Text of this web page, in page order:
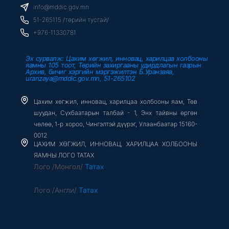
o
k
f
r
e
info@mddic.gov.mn
51-265115 /төрийн тусгай/
+976-11330781
Эх сурвалж: Цахим хөгжил, инновац, харилцаа холбооны
яамны 105 тоот, Төрийн захиргааны удирдлагын газрын
Архив, бичиг хэргийн мэргэжилтэн Б.Уранзаяа,
uranzaya@mddic.gov.mn, 51-265102
Цахим хөгжил, инновац, харилцаа холбооны яам, Төв
шуудан, Сүхбаатарын талбай - 1, Энх тайвны өргөн
чөлөө, 1-р хороо, Чингэлтэй дүүрэг, Улаанбаатар 15160-
0012
ЦАХИМ ХӨГЖИЛ, ИННОВАЦ, ХАРИЛЦАА ХОЛБООНЫ
ЯАМНЫ ЛОГО ТАТАХ
Лого /Монгол/ Татах
Лого /Англи/ Татах